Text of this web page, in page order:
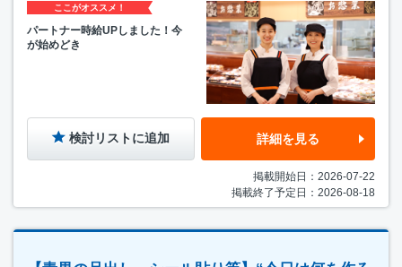
ここがオススメ！
パートナー時給UPしました！今
が始めどき
検討リストに追加 詳細を見る
掲載開始日：2026-07-22
掲載終了予定日：2026-08-18